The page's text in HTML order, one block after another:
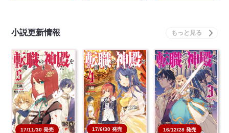
小説更新情報
17/11/30 発売 17/6/30 発売 16/12/28 発売